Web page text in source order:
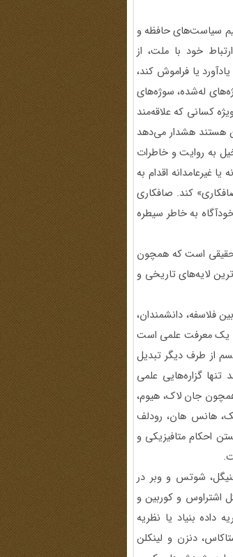
سیاست‌های حافظه و
خود با ملت، از
یا فراموش کند،
له‌شده، سوژه‌های
کسانی که علاقه‌مند
هستند هشدار می‌دهد
به روایت و خاطرات
غیرعامدانه اقدام به
کند. صافکاری
به خاطر سیطره
است که همچون
لایه‌های تاریخی و
دانشمندان،
یک معرفت علمی است
از طرف دیگر تبدیل
گزاره‌هایی علمی
جان لاک، هیوم،
هانس هان، رودلف
احکام متافیزیکی و
شوتس و وبر در
اشتراوس و کوربین و
داده بنیاد یا نظریه
دنزن و لینکلن